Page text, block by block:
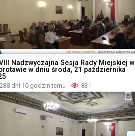
Nadzwyczajna Sesja Rady Miejskiej w
w dniu środa, 21 października
288 dni 10 godzin temu 831